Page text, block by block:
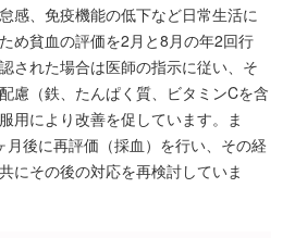
感、免疫機能の低下など日常生活に
め貧血の評価を2月と8月の年2回行
された場合は医師の指示に従い、そ
慮（鉄、たんぱく質、ビタミンCを含
用により改善を促しています。ま
月後に再評価（採血）を行い、その経
にその後の対応を再検討していま